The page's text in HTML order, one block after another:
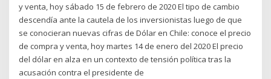
y venta, hoy sábado 15 de febrero de 2020 El tipo de cambio
descendía ante la cautela de los inversionistas luego de que
se conocieran nuevas cifras de Dólar en Chile: conoce el precio
de compra y venta, hoy martes 14 de enero del 2020 El precio
del dólar en alza en un contexto de tensión política tras la
acusación contra el presidente de